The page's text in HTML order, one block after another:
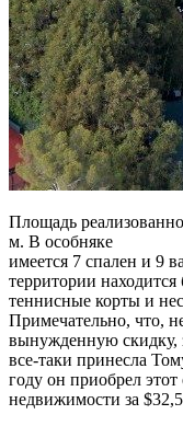
Площадь
м. В особняке
имеется 7 спален и 9
территории находится
теннисные корты и
Примечательно, что,
вынужденную скидку,
все-таки принесла
году он приобрел этот
недвижимости за